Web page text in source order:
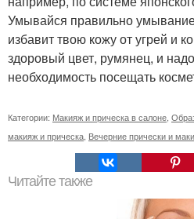
Умывайся правильно
избавит твою кожу от угрей и
здоровый цвет, румянец, и
необходимость посещать
Категории: Макияж и прическа в салоне
макияж и прическа Вечерние прически и
Читайте также